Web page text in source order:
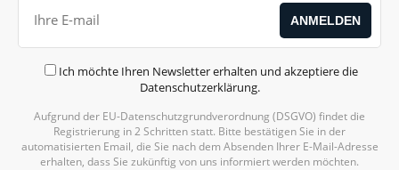
Ich möchte Ihren Newsletter erhalten und akzeptiere die
Datenschutzerklärung.
Aufgrund der EU-Datenschutzgrundverordnung (DSGVO) findet die
Registrierung in 2 Schritten statt. Bitte bestätigen Sie in der
automatisierten Email, die Sie nach dem Absenden Ihrer E-Mail-Adresse
erhalten, dass Sie zukünftig von uns informiert werden möchten.